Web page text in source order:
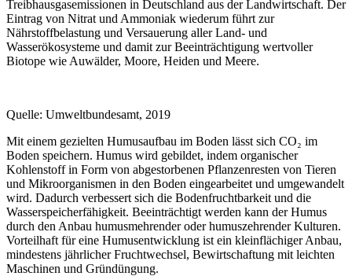
Treibhausgasemissionen in Deutschland aus der Landwirtschaft. Der
Eintrag von Nitrat und Ammoniak wiederum führt zur
Nährstoffbelastung und Versauerung aller Land- und
Wasserökosysteme und damit zur Beeinträchtigung wertvoller
Biotope wie Auwälder, Moore, Heiden und Meere.
Quelle: Umweltbundesamt, 2019
Mit einem gezielten Humusaufbau im Boden lässt sich CO₂ im
Boden speichern. Humus wird gebildet, indem organischer
Kohlenstoff in Form von abgestorbenen Pflanzenresten von Tieren
und Mikroorganismen in den Boden eingearbeitet und umgewandelt
wird. Dadurch verbessert sich die Bodenfruchtbarkeit und die
Wasserspeicherfähigkeit. Beeinträchtigt werden kann der Humus
durch den Anbau humusmehrender oder humuszehrender Kulturen.
Vorteilhaft für eine Humusentwicklung ist ein kleinflächiger Anbau,
mindestens jährlicher Fruchtwechsel, Bewirtschaftung mit leichten
Maschinen und Gründüngung.